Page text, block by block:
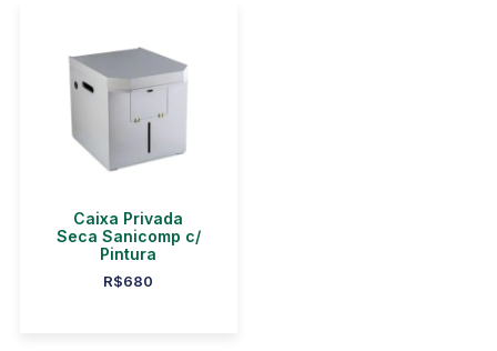
Caixa Privada
Seca Sanicomp c/
Pintura
R$680